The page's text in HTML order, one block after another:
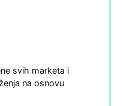
svih marketa i
na osnovu